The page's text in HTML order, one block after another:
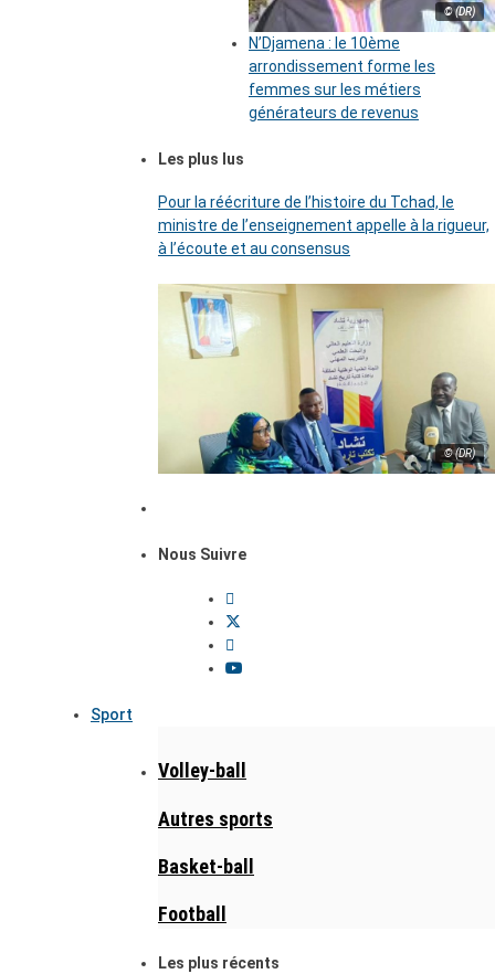
© (DR)
N’Djamena : le 10ème
arrondissement forme les
femmes sur les métiers
générateurs de revenus
Les plus lus
Pour la réécriture de l’histoire du Tchad, le
ministre de l’enseignement appelle à la rigueur,
à l’écoute et au consensus
© (DR)
Nous Suivre
Sport
Volley-ball
Autres sports
Basket-ball
Football
Les plus récents